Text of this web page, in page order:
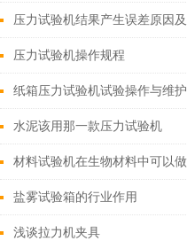
压力试验机操作规程
纸箱压力试验机试验操作与维护
水泥该用那一款压力试验机
盐雾试验箱的行业作用
浅谈拉力机夹具